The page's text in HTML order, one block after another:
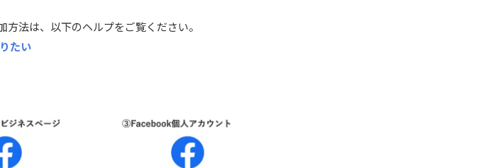
法は、以下のヘルプをご覧ください。
たい